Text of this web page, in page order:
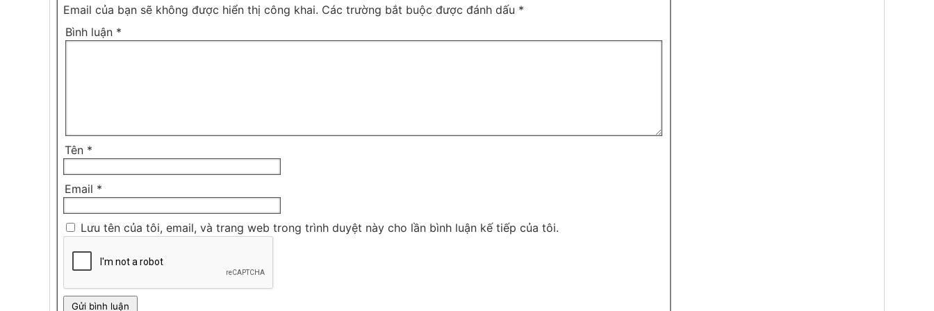
Email của bạn sẽ không được hiển thị công khai. Các trường bắt buộc được đánh dấu *
Bình luận *
Tên *
Email *
Lưu tên của tôi, email, và trang web trong trình duyệt này cho lần bình luận kế tiếp của tôi.